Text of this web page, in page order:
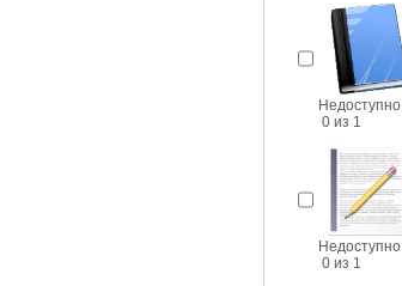
Недоступно
0 из 1
Недоступно
0 из 1